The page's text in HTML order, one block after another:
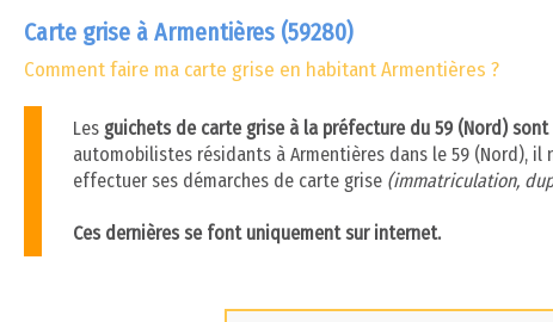
Carte grise à Armentières (59280)
Comment faire ma carte grise en habitant Armentières ?
Les guichets de carte grise à la préfecture du 59 (Nord)
automobilistes résidants à Armentières dans le 59 (Nord),
effectuer ses démarches de carte grise (immatriculation,
Ces dernières se font uniquement sur internet.